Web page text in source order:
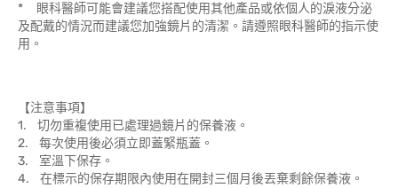
* 眼科醫師可能會建議您搭配使用其他產品或依個人的淚液分泌
及配戴的情況而建議您加強鏡片的清潔。請遵照眼科醫師的指示使
用。
【注意事項】
1. 切勿重複使用已處理過鏡片的保養液。
2. 每次使用後必須立即蓋緊瓶蓋。
3. 室溫下保存。
4. 在標示的保存期限內使用在開封三個月後丟棄剩餘保養液。